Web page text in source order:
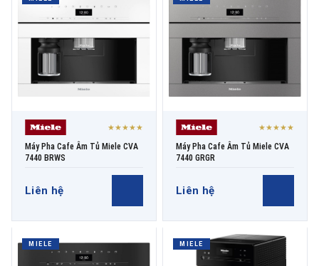
THƯƠNG HIỆU
→ GỬI YÊU CẦU BÁO GIÁ
★★★★★
Máy Pha Cafe Âm Tủ Miele CVA
7440 BRWS
Liên hệ
★★★★★
Máy Pha Cafe Âm Tủ Miele CVA
7440 GRGR
Liên hệ
MIELE MIELE